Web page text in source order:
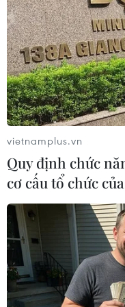
02/12/2021 13:03
Theo đại diện Bộ
dự kiến đầu tháng 12
nhưng do biến chủng
với các quốc gia để
vietnamplus.vn
Quy định chức
cơ cấu tổ chức